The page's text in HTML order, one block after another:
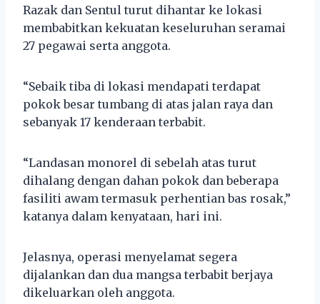
Razak dan Sentul turut dihantar ke lokasi
membabitkan kekuatan keseluruhan seramai
27 pegawai serta anggota.
“Sebaik tiba di lokasi mendapati terdapat
pokok besar tumbang di atas jalan raya dan
sebanyak 17 kenderaan terbabit.
“Landasan monorel di sebelah atas turut
dihalang dengan dahan pokok dan beberapa
fasiliti awam termasuk perhentian bas rosak,”
katanya dalam kenyataan, hari ini.
Jelasnya, operasi menyelamat segera
dijalankan dan dua mangsa terbabit berjaya
dikeluarkan oleh anggota.